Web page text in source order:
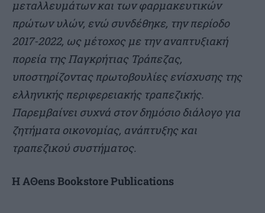
µεταλλευµάτων και των φαρµακευτικών
πρώτων υλών, ενώ συνδέθηκε, την περίοδο
2017-2022, ως µέτοχος µε την αναπτυξιακή
πορεία της Παγκρήτιας Τράπεζας,
υποστηρίζοντας πρωτοβουλίες ενίσχυσης της
ελληνικής περιφερειακής τραπεζικής.
Παρεµβαίνει συχνά στον δηµόσιο διάλογο για
ζητήµατα οικονοµίας, ανάπτυξης και
τραπεζικού συστήµατος.
H AΘens Bookstore Publications